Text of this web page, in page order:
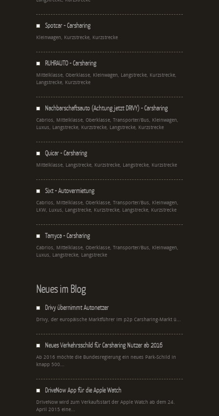
Spotcar - Carsharing
Kleinwagen, Kurzstrecke, Kurzstrecke
RUHRAUTO - Carsharing
Mittelklasse, Oberklasse, Kleinwagen, Langstrecke, Kurzstrecke,
Langstrecke, Kurzstrecke
Nachbarschaftsauto (Achtung jetzt DRIVY) - Carsharing
Cabrios, Mittelklasse, Oberklasse, Transporter/Bus, Kleinwagen,
Luxus, Langstrecke, Kurzstrecke, Langstrecke, Kurzstrecke
Quicar - Carsharing
Mittelklasse, Langstrecke, Kurzstrecke, Langstrecke, Kurzstrecke
Sixt - Autovermietung
Cabrios, Mittelklasse, Oberklasse, Transporter/Bus, Kleinwagen,
LKW, Luxus, Langstrecke, Kurzstrecke, Langstrecke, Kurzstrecke
Tamyca - Carsharing
Cabrios, Mittelklasse, Oberklasse, Transporter/Bus, Kleinwagen,
Luxus, Langstrecke, Langstrecke
Neues im Blog
Drivy übernimmt Autonetzer
Drivy, der europäische Marktführer im p2p Carsharing-Markt ü...
Neues Verkehrsschild für Carsharing Nutzer ab 2016
Ab 2016 möchte die Bundesregierung ein neues Park-Schild in
knapp 500...
DriveNow App für die Apple Watch
DriveNow wird zum Verkaufsstart der Apple Watch ab dem 24.
April 2015 eine...